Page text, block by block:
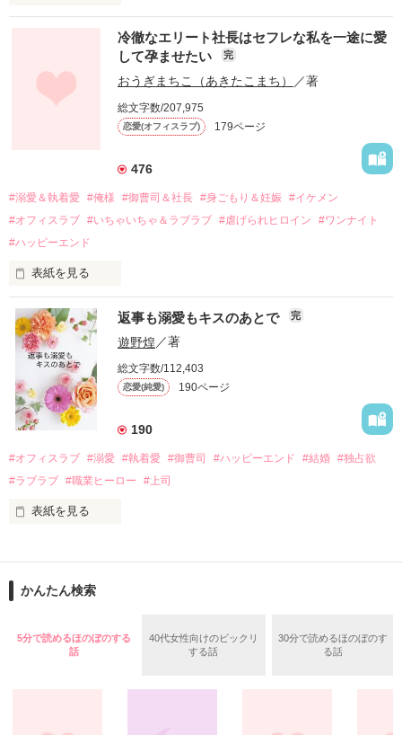
幼なじみの哲平に淡い恋心を抱いていた美桜。
しかし、ある出来事をきっかけに二人の関係は壊れてしまう。
関係修復もできないまま、美桜は両親の離婚によって
引っ越すことになり、哲平とも離れ離れになった。
それから約十二年後。
過去の傷から、二度と会いたくないと思っていた哲平に
運命のような再会を果たす。
酔った勢いで一夜を共にしてしまった。
さらに、美桜が初めてだと知った哲平は
『責任をとる、結婚しよう』と真っ直ぐに告げてきた。
戸惑う美桜とは裏腹に、好きという気持ちを隠すことなく
甘やかしてくる。
そんなある日、哲平は美桜がストーカー被害に
遭っていることを知る。
美桜を守るため、哲平は同居を提案してきて――。
夏木美桜(なつきみお)
鳴海哲平 (なるみてっぺい)
2026.6.5～2026.7.25
＊以前、公開していた話の改稿版です＊
冷徹なエリート社長はセフレな私を一途に愛
して孕ませたい
完
おうぎまちこ（あきたこまち） ／著
総文字数/207,975
恋愛(オフィスラブ) 179ページ
476
#溺愛＆執着愛 #俺様 #御曹司＆社長 #身ごもり＆妊娠 #イケメン
#オフィスラブ #いちゃいちゃ＆ラブラブ #虐げられヒロイン
#ワンナイト
#ハッピーエンド
表紙を見る
おかしな噂を流されて前の職場でうまくいかなかった梅田美
桜は、海外で傷心旅行をしていたところ、日本人美青年と出会
い、酒の勢いもあり一夜限りの関係となる。
帰国後、美桜は新しい職場でワンナイトした美青年と再会。
なんと彼の正体は、とある財閥御曹司にも関わらず、一族を離
れて起業した新進気鋭の実業家、社内でも冷徹だと評判な社長
――御影恭司その人だったのだ――！
なぜか恭司から飼い猫の世話係を命じられた美桜は、猫の世
の関係となってしまい――？
返事も溺愛もキスのあとで 完
遊野煌／著
総文字数/112,403
恋愛(純愛) 190ページ
190
#オフィスラブ #溺愛 #執着愛 #御曹司 #ハッピーエンド #結婚 #独占欲
#ラブラブ #職業ヒーロー #上司
表紙を見る
ションの企画戦略室で働いている。
めた、同期で恋人の石垣守（26）がいるのだが、後輩の姫原由
いた。
守と由羅から『便利屋雛子』と馬鹿にされ、一人こっそり泣い
かんたん検索
5分で読めるほのぼのする
話
40代女性向けのビックリ
する話
30分で読めるほのぼのす
る話